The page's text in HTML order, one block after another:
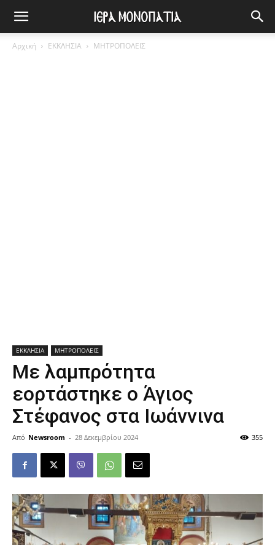
Αρχική ΕΚΚΛΗΣΙΑ ΜΗΤΡΟΠΟΛΕΙΣ
ΕΚΚΛΗΣΙΑ ΜΗΤΡΟΠΟΛΕΙΣ
Με λαμπρότητα
εορτάστηκε ο Άγιος
Στέφανος στα Ιωάννινα
Από Newsroom - 28 Δεκεμβρίου 2024 355